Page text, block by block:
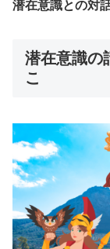
潜在意識との対
潜在意識の
こ